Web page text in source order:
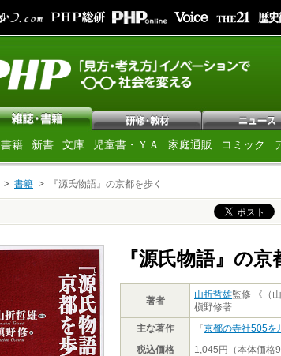
書籍 新書 文庫 児童書・ＹＡ 家庭通販 コミック
書籍 『源氏物語』の京都を歩く
『源氏物語』の京
著者
山折哲雄監修 《（
槇野修著
主な著作
『京都の寺社505を
税込価格
1,045円（本体価格